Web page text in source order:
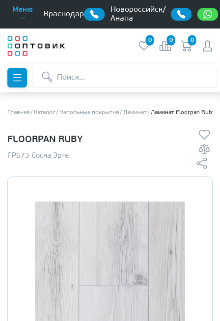
Меню
Краснодар
Новороссийск/
Анапа
0 0 0
Главная Каталог Напольные покрытия Ламинат Ламинат Floorpan Ruby
FLOORPAN RUBY
FP573 Сосна Эрте